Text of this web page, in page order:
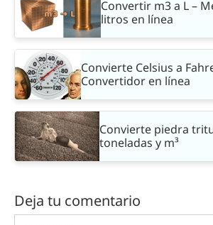
Convertir m3 a L –
litros en línea
Convierte Celsius a
Convertidor en línea
Convierte piedra
toneladas y m³
Deja tu comentario